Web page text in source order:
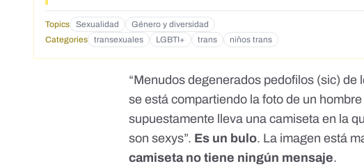
Topics Sexualidad Género y diversidad
Categories
transexuales LGBTI+ trans niños trans
“Menudos degenerados pedofilos (sic) de
se está compartiendo la foto de un
supuestamente lleva una camiseta en la
son sexys”. Es un bulo. La imagen está
camiseta no tiene ningún mensaje.